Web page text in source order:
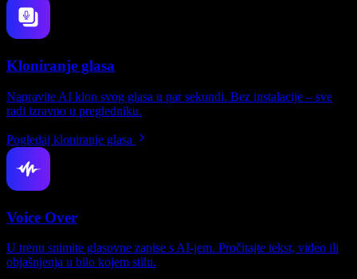
Kloniranje glasa
Napravite AI klon svog glasa u par sekundi. Bez instalacije – sve
radi izravno u pregledniku.
Pogledaj kloniranje glasa
Voice Over
U trenu snimite glasovne zapise s AI-jem. Pročitajte tekst, video ili
objašnjenja u bilo kojem stilu.